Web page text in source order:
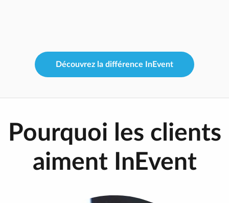
Découvrez la différence InEvent
Pourquoi les clients
aiment InEvent